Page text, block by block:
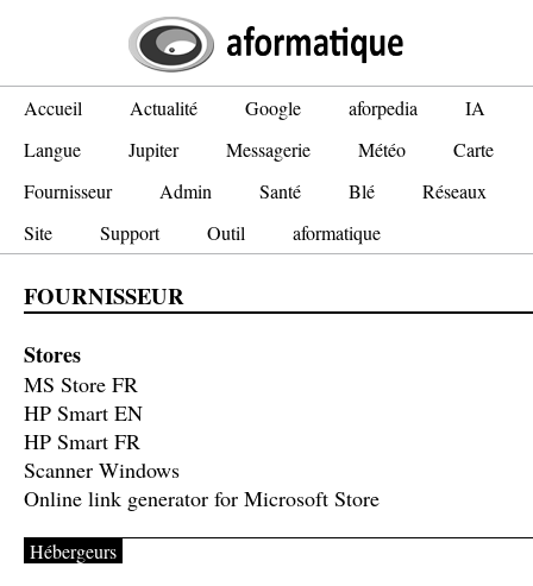
Accueil Actualité Google aforpedia
IA
Langue
Jupiter Messagerie Météo
Carte
Fournisseur
Admin Santé Blé
Réseaux
Site
Support Outil aformatique
FOURNISSEUR
Stores
MS Store FR
HP Smart EN
HP Smart FR
Scanner Windows
Online link generator for Microsoft Store
Hébergeurs